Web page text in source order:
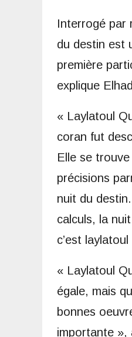
Interrogé par
du destin est
première
explique
« Laylatoul
coran fut
Elle se
précisions
nuit du
calculs, la
c’est
« Laylatoul
égale, mais
bonnes
importante »,